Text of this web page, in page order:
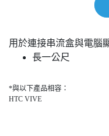
用於連接串流盒與電腦
長一公尺
*與以下產品相容：
HTC VIVE